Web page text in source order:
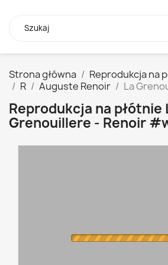
Strona główna Reprodukcja na
R
Auguste Renoir La
Reprodukcja na płótnie
Grenouillere - Renoir